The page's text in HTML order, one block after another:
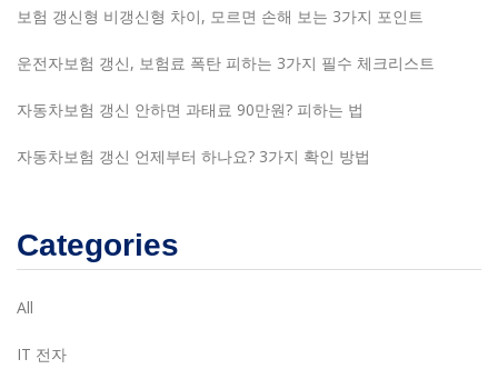
보험 갱신형 비갱신형 차이, 모르면 손해 보는 3가지 포인트
운전자보험 갱신, 보험료 폭탄 피하는 3가지 필수 체크리스트
자동차보험 갱신 안하면 과태료 90만원? 피하는 법
자동차보험 갱신 언제부터 하나요? 3가지 확인 방법
Categories
All
IT 전자